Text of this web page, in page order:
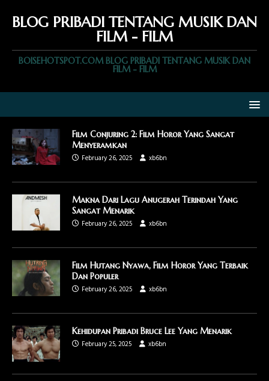
BLOG PRIBADI TENTANG MUSIK DAN
FILM - FILM
BOISEHOTSPOT.COM BLOG PRIBADI TENTANG MUSIK DAN
FILM - FILM
Film Conjuring 2: Film Horor Yang Sangat
Menyeramkan
February 26, 2025
xb6bn
Makna Dari Lagu Anugerah Terindah Yang
Sangat Menarik
February 26, 2025
xb6bn
Film Hutang Nyawa, Film Horor Yang Terbaik
Dan Populer
February 26, 2025
xb6bn
Kehidupan Pribadi Bruce Lee Yang Menarik
February 25, 2025
xb6bn